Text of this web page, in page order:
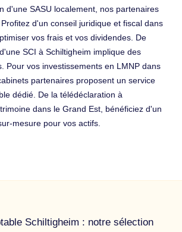
d'une SASU localement, nos partenaires
d'un conseil juridique et fiscal dans
vos frais et vos dividendes. De
SCI à Schiltigheim implique des
Pour vos investissements en LMNP dans
partenaires proposent un service
dédié. De la télédéclaration à
dans le Grand Est, bénéficiez d'un
mesure pour vos actifs.
Schiltigheim : notre sélection